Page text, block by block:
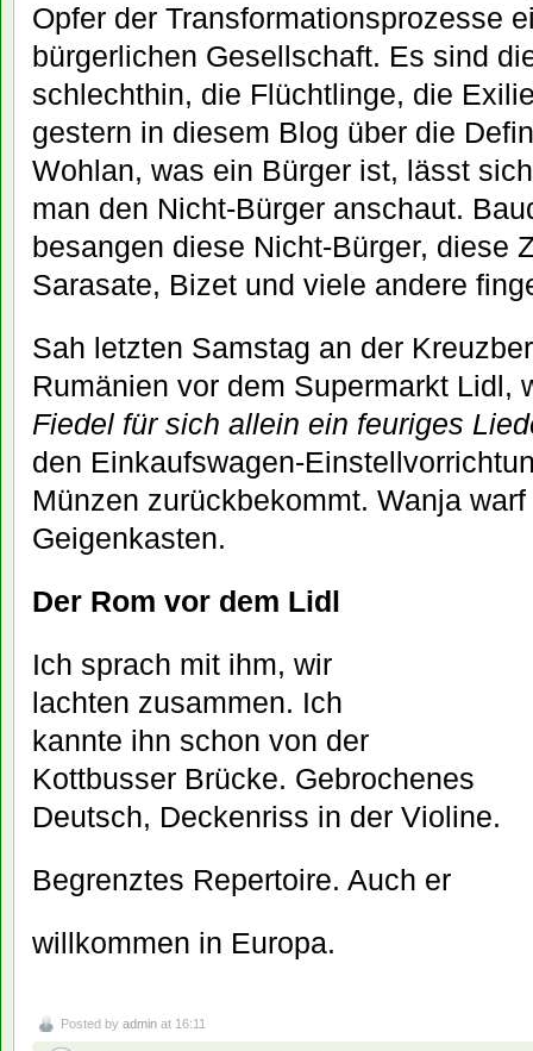
Opfer der Transformationsprozesse
bürgerlichen Gesellschaft. Es sind
schlechthin, die Flüchtlinge, die
gestern in diesem Blog über die
Wohlan, was ein Bürger ist, lässt
man den Nicht-Bürger anschaut.
besangen diese Nicht-Bürger, diese
Sarasate, Bizet und viele andere
Sah letzten Samstag an der
Rumänien vor dem Supermarkt Lidl,
Fiedel für sich allein ein feuriges
den Einkaufswagen-
Münzen zurückbekommt. Wanja
Geigenkasten.
Der Rom vor dem Lidl
Ich sprach mit ihm, wir
lachten zusammen. Ich
kannte ihn schon von der
Kottbusser Brücke. Gebrochenes
Deutsch, Deckenriss in der Violine.
Begrenztes Repertoire. Auch er
willkommen in Europa.
Posted by admin at 16:11